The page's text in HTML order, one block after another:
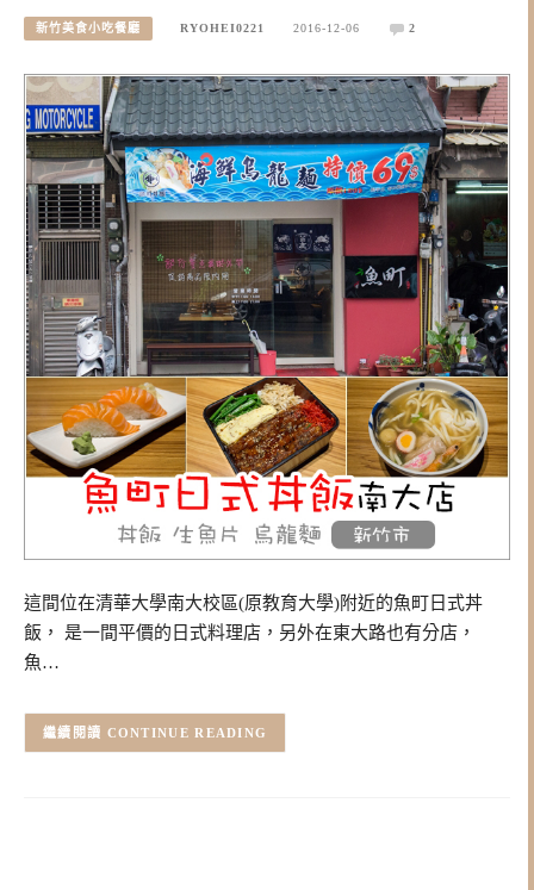
新竹美食小吃餐廳 RYOHEI0221 2016-12-06 2
這間位在清華大學南大校區(原教育大學)附近的魚町日式丼
飯， 是一間平價的日式料理店，另外在東大路也有分店，
魚…
CONTINUE READING